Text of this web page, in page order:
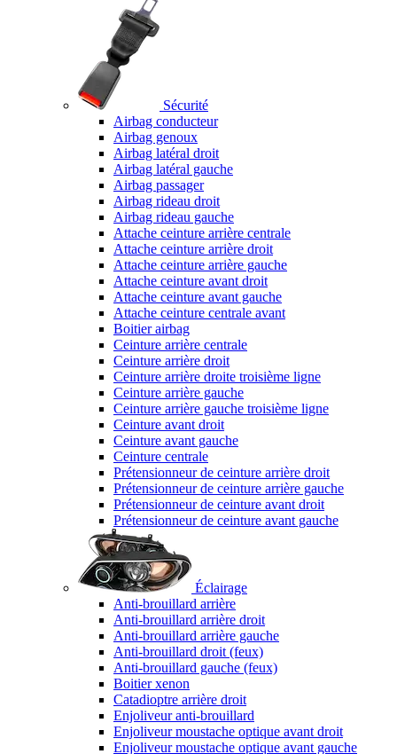
Sécurité
Airbag conducteur
Airbag genoux
Airbag latéral droit
Airbag latéral gauche
Airbag passager
Airbag rideau droit
Airbag rideau gauche
Attache ceinture arrière centrale
Attache ceinture arrière droit
Attache ceinture arrière gauche
Attache ceinture avant droit
Attache ceinture avant gauche
Attache ceinture centrale avant
Boitier airbag
Ceinture arrière centrale
Ceinture arrière droit
Ceinture arrière droite troisième ligne
Ceinture arrière gauche
Ceinture arrière gauche troisième ligne
Ceinture avant droit
Ceinture avant gauche
Ceinture centrale
Prétensionneur de ceinture arrière droit
Prétensionneur de ceinture arrière gauche
Prétensionneur de ceinture avant droit
Prétensionneur de ceinture avant gauche
Éclairage
Anti-brouillard arrière
Anti-brouillard arrière droit
Anti-brouillard arrière gauche
Anti-brouillard droit (feux)
Anti-brouillard gauche (feux)
Boitier xenon
Catadioptre arrière droit
Enjoliveur anti-brouillard
Enjoliveur moustache optique avant droit
Enjoliveur moustache optique avant gauche